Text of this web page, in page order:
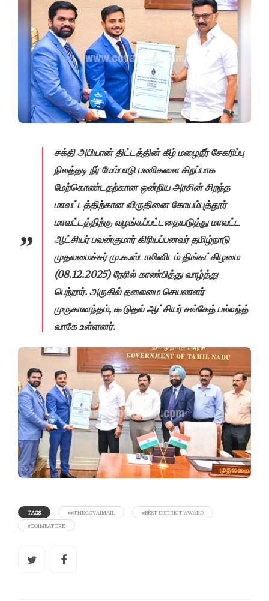
சக்தி அபியான் திட்டத்தின் கீழ் மழைநீர் சேகரிப்பு
நிலத்தடி நீர் மேம்பாடு பணிகளை சிறப்பாக
மேற்கொண்டதற்கான ஒன்றிய அரசின் சிறந்த
மாவட்டத்திற்கான விருதினை கோயம்புத்தூர்
மாவட்டத்திற்கு வழங்கப்பட்டதையடுத்து மாவட்ட
ஆட்சியர் பவன்குமார் கிரியப்பனவர் தமிழ்நாடு
முதலமைச்சர் மு.க.ஸ்டாலினிடம் திங்கட்கிழமை
(08.12.2025) நேரில் காண்பித்து வாழ்த்து
பெற்றார். அருகில் தலைமை செயலாளர்
முருகானந்தம், கூடுதல் ஆட்சியர் சங்கேத் பல்வந்த்
வாகே உள்ளனர்.
TAGS ##THECOVAIMAIL
#BEST DISTRICT AWARD
#COIMBATORE